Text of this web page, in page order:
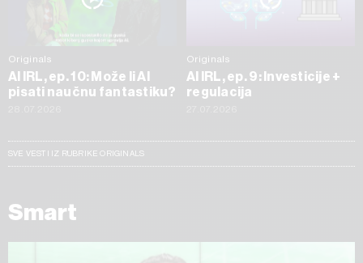
Originals
AI IRL, ep. 10: Može li AI
pisati naučnu fantastiku?
Originals
AI IRL, ep. 9: Investicije +
regulacija
SVE VESTI IZ RUBRIKE ORIGINALS
Smart